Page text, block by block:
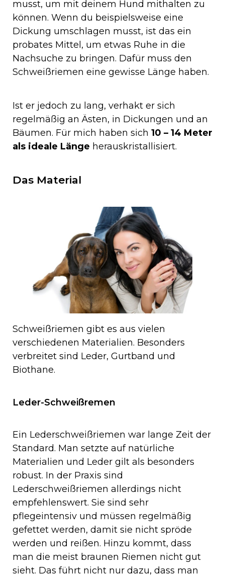
musst, um mit deinem Hund mithalten zu
können. Wenn du beispielsweise eine
Dickung umschlagen musst, ist das ein
probates Mittel, um etwas Ruhe in die
Nachsuche zu bringen. Dafür muss den
Schweißriemen eine gewisse Länge haben.
Ist er jedoch zu lang, verhakt er sich
regelmäßig an Ästen, in Dickungen und an
Bäumen. Für mich haben sich 10 – 14 Meter
als ideale Länge herauskristallisiert.
Das Material
Schweißriemen gibt es aus vielen
verschiedenen Materialien. Besonders
verbreitet sind Leder, Gurtband und
Biothane.
Leder-Schweißremen
Ein Lederschweißriemen war lange Zeit der
Standard. Man setzte auf natürliche
Materialien und Leder gilt als besonders
robust. In der Praxis sind
Lederschweißriemen allerdings nicht
empfehlenswert. Sie sind sehr
pflegeintensiv und müssen regelmäßig
gefettet werden, damit sie nicht spröde
werden und reißen. Hinzu kommt, dass
man die meist braunen Riemen nicht gut
sieht. Das führt nicht nur dazu, dass man